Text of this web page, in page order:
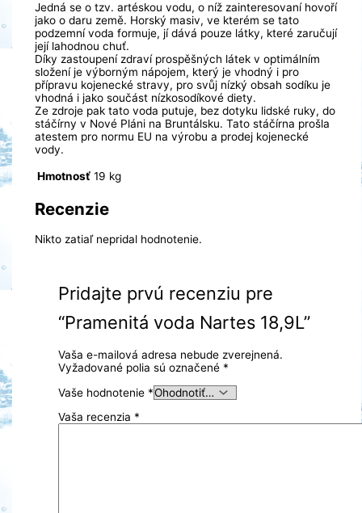
Jedná se o tzv. artéskou vodu, o níž zainteresovaní hovoří
jako o daru země. Horský masiv, ve kterém se tato
podzemní voda formuje, jí dává pouze látky, které zaručují
její lahodnou chuť.
Díky zastoupení zdraví prospěšných látek v optimálním
složení je výborným nápojem, který je vhodný i pro
přípravu kojenecké stravy, pro svůj nízký obsah sodíku je
vhodná i jako součást nízkosodíkové diety.
Ze zdroje pak tato voda putuje, bez dotyku lidské ruky, do
stáčírny v Nové Pláni na Bruntálsku. Tato stáčírna prošla
atestem pro normu EU na výrobu a prodej kojenecké
vody.
Hmotnosť 19 kg
Recenzie
Nikto zatiaľ nepridal hodnotenie.
Pridajte prvú recenziu pre
“Pramenitá voda Nartes 18,9L”
Vaša e-mailová adresa nebude zverejnená.
Vyžadované polia sú označené *
Vaše hodnotenie *
Vaša recenzia *